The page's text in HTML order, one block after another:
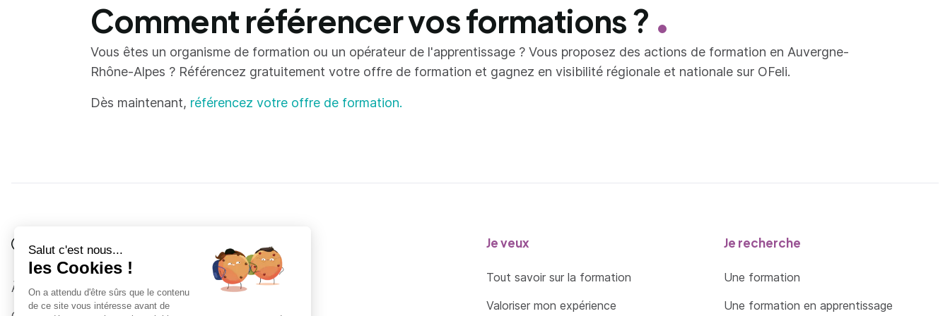
Comment référencer vos formations ?
Vous êtes un organisme de formation ou un opérateur de l'apprentissage ? Vous proposez des actions de formation en Auvergne-
Rhône-Alpes ? Référencez gratuitement votre offre de formation et gagnez en visibilité régionale et nationale sur OFeli.
Dès maintenant, référencez votre offre de formation.
Côté Formations
À propos
Je suis
Au collège
Je veux
Tout savoir sur la formation
Valoriser mon expérience
Je recherche
Une formation
Une formation en apprentissage